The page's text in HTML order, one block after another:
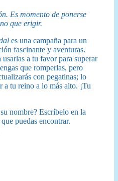
Es momento de ponerse
que erigir.
es una campaña para un
fascinante y aventuras.
a tu favor para superar
que romperlas, pero
con pegatinas; lo
a tu reino a lo más alto. ¡Tu
nombre? Escríbelo en la
puedas encontrar.